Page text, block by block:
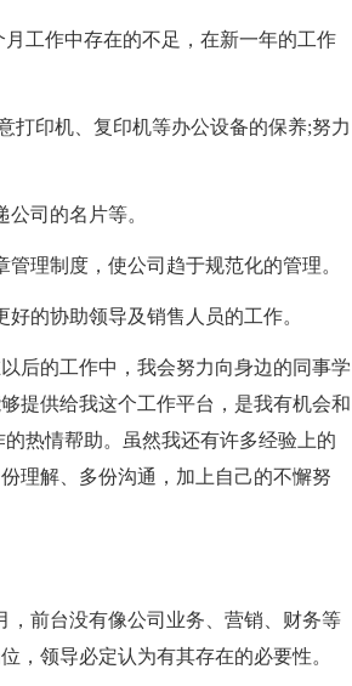
工作中存在的不足，在新一年的工作
印机、复印机等办公设备的保养;努力
司的名片等。
理制度，使公司趋于规范化的管理。
的协助领导及销售人员的工作。
的工作中，我会努力向身边的同事学
提供给我这个工作平台，是我有机会和
热情帮助。虽然我还有许多经验上的
理解、多份沟通，加上自己的不懈努
前台没有像公司业务、营销、财务等
，领导必定认为有其存在的必要性。